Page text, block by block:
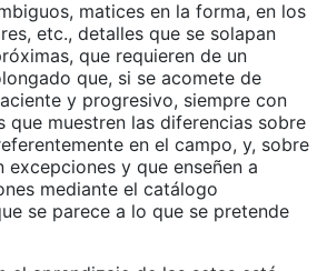
matices en la forma, en los
etc., detalles que se solapan
que requieren de un
que, si se acomete de
y progresivo, siempre con
que muestren las diferencias sobre
en el campo, y, sobre
y que enseñen a
mediante el catálogo
se parece a lo que se pretende